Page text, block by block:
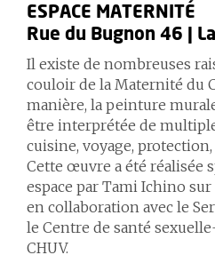
ESPACE MATERNITÉ
Rue du Bugnon 46 |
Il existe de nombreuses
couloir de la Maternité du
manière, la peinture
être interprétée de
cuisine, voyage, protection,
Cette œuvre a été réalisée
espace par Tami Ichino sur
en collaboration avec le
le Centre de santé
CHUV.